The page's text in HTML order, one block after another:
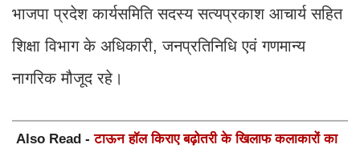
भाजपा प्रदेश कार्यसमिति सदस्य सत्यप्रकाश आचार्य सहित
शिक्षा विभाग के अधिकारी, जनप्रतिनिधि एवं गणमान्य
नागरिक मौजूद रहे।
Also Read -टाऊन हॉल किराए बढ़ोतरी के खिलाफ कलाकारों का